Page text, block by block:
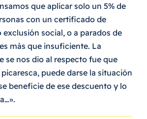
que aplicar solo un 5% de
con un certificado de
social, o a parados de
más que insuficiente. La
se nos dio al respecto fue que
puede darse la situación
beneficie de ese descuento y lo